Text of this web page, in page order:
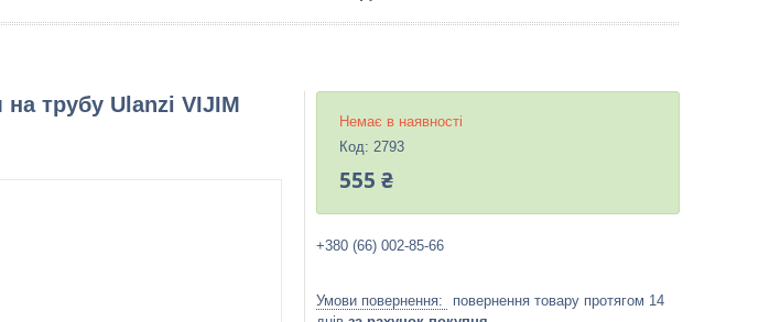
трубу Ulanzi VIJIM
Немає в наявності
Код: 2793
555 ₴
+380 (66) 002-85-66
повернення товару протягом 14